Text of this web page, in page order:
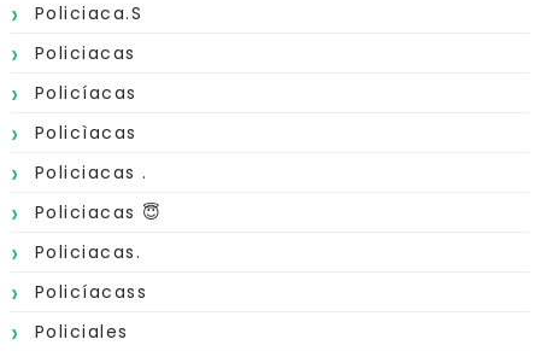
Policiaca.s
Policiacas
Policíacas
Policìacas
Policiacas .
Policiacas 😇
Policiacas.
Policíacass
Policiales